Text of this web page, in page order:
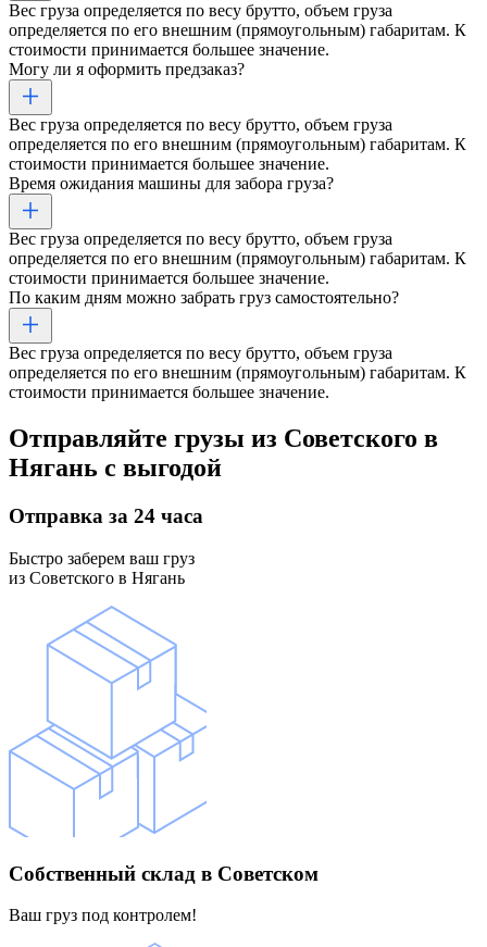
Вес груза определяется по весу брутто, объем груза
определяется по его внешним (прямоугольным) габаритам. К
стоимости принимается большее значение.
Могу ли я оформить предзаказ?
Вес груза определяется по весу брутто, объем груза
определяется по его внешним (прямоугольным) габаритам. К
стоимости принимается большее значение.
Время ожидания машины для забора груза?
Вес груза определяется по весу брутто, объем груза
определяется по его внешним (прямоугольным) габаритам. К
стоимости принимается большее значение.
По каким дням можно забрать груз самостоятельно?
Вес груза определяется по весу брутто, объем груза
определяется по его внешним (прямоугольным) габаритам. К
стоимости принимается большее значение.
Отправляйте грузы из Советского в
Нягань с выгодой
Отправка за 24 часа
Быстро заберем ваш груз
из Советского в Нягань
Собственный склад в Советском
Ваш груз под контролем!